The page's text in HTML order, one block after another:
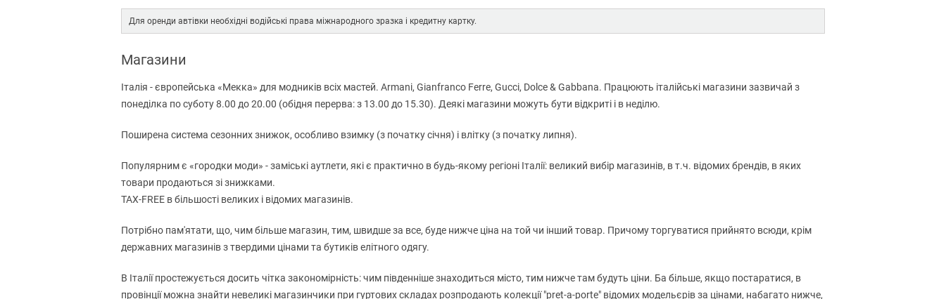
Для оренди автівки необхідні водійські права міжнародного зразка і кредитну картку.
Магазини
Італія - ​​європейська «Мекка» для модників всіх мастей. Armani, Gianfranco Ferre, Gucci, Dolce & Gabbana. Працюють італійські магазини зазвичай з
понеділка по суботу 8.00 до 20.00 (обідня перерва: з 13.00 до 15.30). Деякі магазини можуть бути відкриті і в неділю.
Поширена система сезонних знижок, особливо взимку (з початку січня) і влітку (з початку липня).
Популярним є «городки моди» - заміські аутлети, які є практично в будь-якому регіоні Італії: великий вибір магазинів, в т.ч. відомих брендів, в яких
товари продаються зі знижками.
TAX-FREE в більшості великих і відомих магазинів.
Потрібно пам'ятати, що, чим більше магазин, тим, швидше за все, буде нижче ціна на той чи інший товар. Причому торгуватися прийнято всюди, крім
державних магазинів з твердими цінами та бутиків елітного одягу.
В Італії простежується досить чітка закономірність: чим південніше знаходиться місто, тим нижче там будуть ціни. Ба більше, якщо постаратися, в
провінції можна знайти невеликі магазинчики при гуртових складах розпродають колекції "pret-a-porte" відомих модельєрів за цінами, набагато нижче,